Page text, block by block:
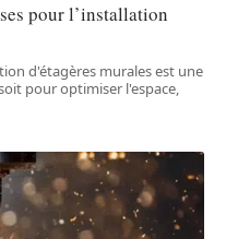
pour l’installation
d'étagères murales est une
pour optimiser l'espace,